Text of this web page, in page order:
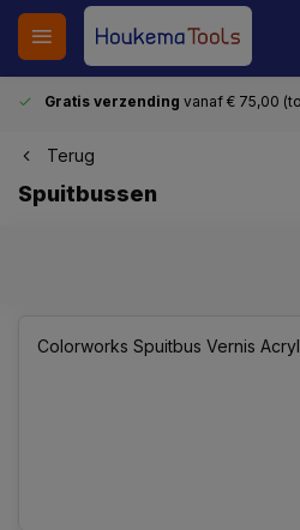
Gratis verzending vanaf € 75,00
Terug
Spuitbussen
Colorworks Spuitbus Vernis